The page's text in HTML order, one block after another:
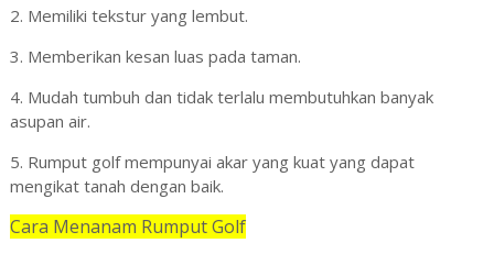
2. Memiliki tekstur yang lembut.
3. Memberikan kesan luas pada taman.
4. Mudah tumbuh dan tidak terlalu membutuhkan banyak
asupan air.
5. Rumput golf mempunyai akar yang kuat yang dapat
mengikat tanah dengan baik.
Cara Menanam Rumput Golf